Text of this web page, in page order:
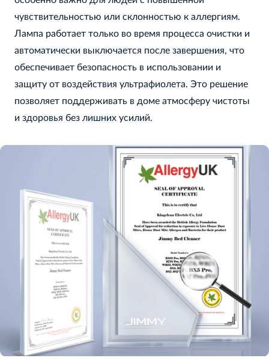
чувствительностью или склонностью к аллергиям.
Лампа работает только во время процесса очистки и
автоматически выключается после завершения, что
обеспечивает безопасность в использовании и
защиту от воздействия ультрафиолета. Это решение
позволяет поддерживать в доме атмосферу чистоты
и здоровья без лишних усилий.